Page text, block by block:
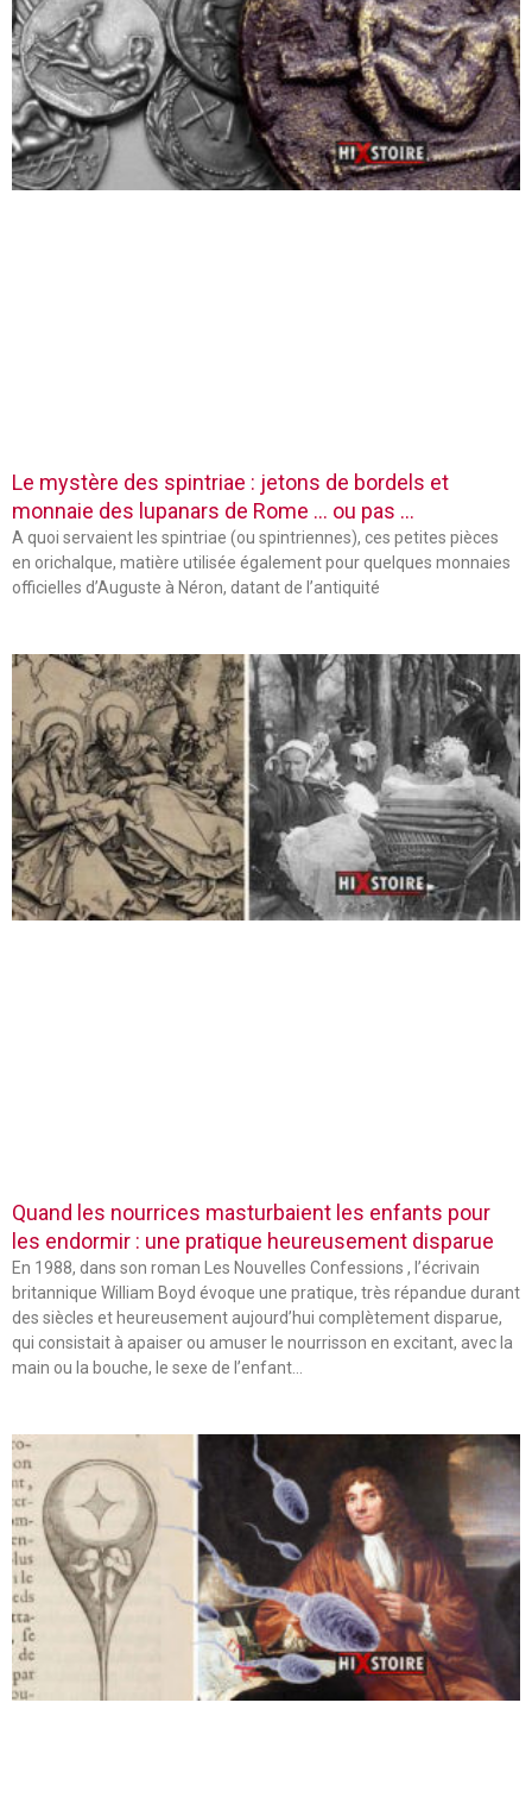
Le mystère des spintriae : jetons de bordels et
monnaie des lupanars de Rome … ou pas …
A quoi servaient les spintriae (ou spintriennes), ces petites pièces
en orichalque, matière utilisée également pour quelques monnaies
officielles d’Auguste à Néron, datant de l’antiquité
Quand les nourrices masturbaient les enfants pour
les endormir : une pratique heureusement disparue
En 1988, dans son roman Les Nouvelles Confessions , l’écrivain
britannique William Boyd évoque une pratique, très répandue durant
des siècles et heureusement aujourd’hui complètement disparue,
qui consistait à apaiser ou amuser le nourrisson en excitant, avec la
main ou la bouche, le sexe de l’enfant…